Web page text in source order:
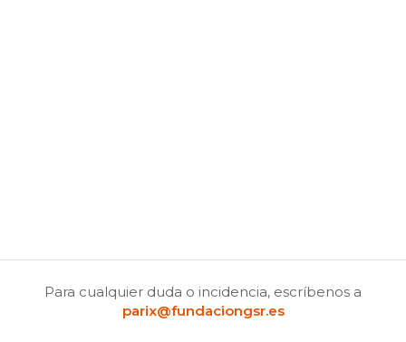
Para cualquier duda o incidencia, escríbenos a
parix@fundaciongsr.es